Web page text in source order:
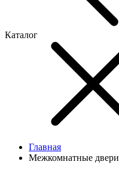
Каталог
Главная
Межкомнатные двери